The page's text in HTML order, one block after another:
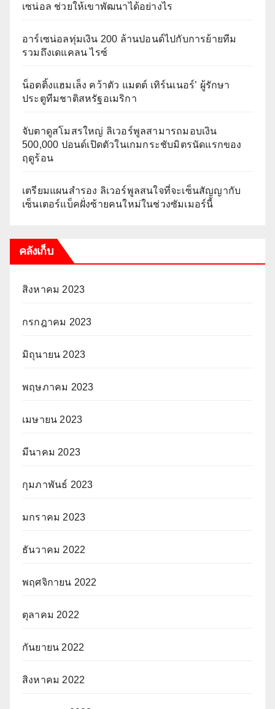
เซน่อล ช่วยให้เขาพัฒนาได้อย่างไร
อาร์เซน่อลทุ่มเงิน 200 ล้านปอนด์ไปกับการย้ายทีม
รวมถึงเดแคลน ไรซ์
น็อตติ้งแฮมเล็ง คว้าตัว แมตต์ เทิร์นเนอร์’ ผู้รักษา
ประตูทีมชาติสหรัฐอเมริกา
จับตาดูสโมสรใหญ่ ลิเวอร์พูลสามารถมอบเงิน
500,000 ปอนด์เปิดตัวในเกมกระชับมิตรนัดแรกของ
ฤดูร้อน
เตรียมแผนสำรอง ลิเวอร์พูลสนใจที่จะเซ็นสัญญากับ
เซ็นเตอร์แบ็คฝั่งซ้ายคนใหม่ในช่วงซัมเมอร์นี้
คลังเก็บ
สิงหาคม 2023
กรกฎาคม 2023
มิถุนายน 2023
พฤษภาคม 2023
เมษายน 2023
มีนาคม 2023
กุมภาพันธ์ 2023
มกราคม 2023
ธันวาคม 2022
พฤศจิกายน 2022
ตุลาคม 2022
กันยายน 2022
สิงหาคม 2022